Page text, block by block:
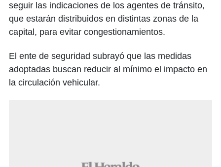
seguir las indicaciones de los agentes de tránsito,
que estarán distribuidos en distintas zonas de la
capital, para evitar congestionamientos.
El ente de seguridad subrayó que las medidas
adoptadas buscan reducir al mínimo el impacto en
la circulación vehicular.